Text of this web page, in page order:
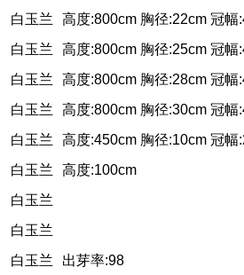
白玉兰
高度:800cm 胸径:22cm 冠幅
白玉兰
高度:800cm 胸径:25cm 冠幅
白玉兰
高度:800cm 胸径:28cm 冠幅
白玉兰
高度:800cm 胸径:30cm 冠幅
白玉兰
高度:450cm 胸径:10cm 冠幅
白玉兰
高度:100cm
白玉兰
白玉兰
白玉兰
出芽率:98